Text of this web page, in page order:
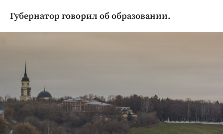
Благоустройство
Образование
Общество
Праздники
Губернатор говорил об образовании.